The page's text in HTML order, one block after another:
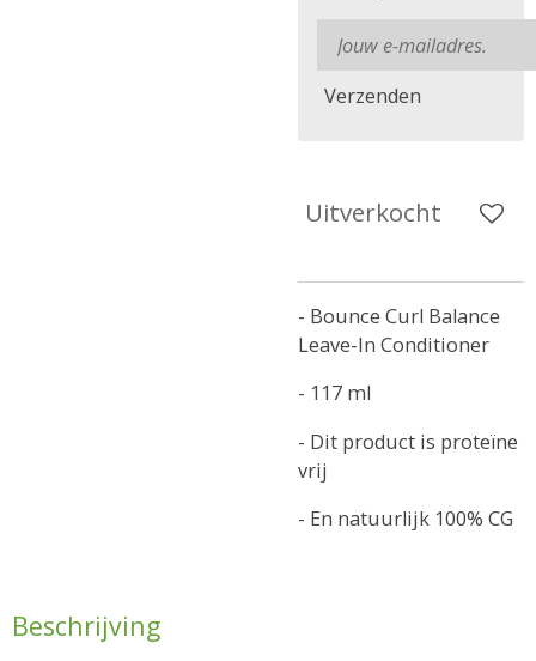
Verzenden
Uitverkocht
- Bounce Curl Balance
Leave-In Conditioner
- 117 ml
- Dit product is proteïne
vrij
- En natuurlijk 100% CG
Beschrijving